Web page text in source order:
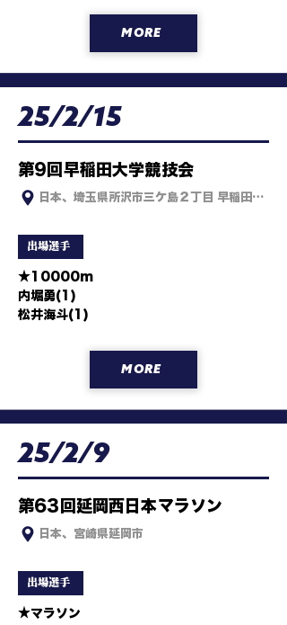
MORE
25/2/15
第9回早稲田大学競技会
日本、埼玉県所沢市三ケ島２丁目 早稲田大学
出場選手
★10000m
内堀勇(1)
松井海斗(1)
MORE
25/2/9
第63回延岡西日本マラソン
日本、宮崎県延岡市
出場選手
★マラソン